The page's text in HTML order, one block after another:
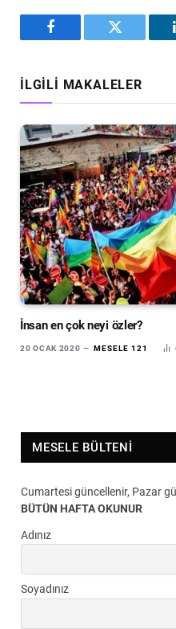
Facebook Twitter
İLGILI MAKALELER
İnsan en çok neyi özler?
20 OCAK 2020 MESELE 121
MESELE BÜLTENI
Cumartesi güncellenir, Pazar
BÜTÜN HAFTA OKUNUR
Adınız
Soyadınız